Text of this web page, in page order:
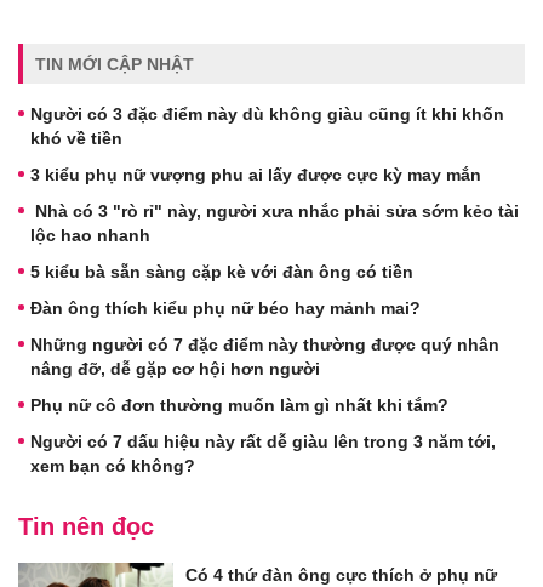
TIN MỚI CẬP NHẬT
Người có 3 đặc điểm này dù không giàu cũng ít khi khốn
khó về tiền
3 kiểu phụ nữ vượng phu ai lấy được cực kỳ may mắn
Nhà có 3 "rò rỉ" này, người xưa nhắc phải sửa sớm kẻo tài
lộc hao nhanh
5 kiểu bà sẵn sàng cặp kè với đàn ông có tiền
Đàn ông thích kiểu phụ nữ béo hay mảnh mai?
Những người có 7 đặc điểm này thường được quý nhân
nâng đỡ, dễ gặp cơ hội hơn người
Phụ nữ cô đơn thường muốn làm gì nhất khi tắm?
Người có 7 dấu hiệu này rất dễ giàu lên trong 3 năm tới,
xem bạn có không?
Tin nên đọc
Có 4 thứ đàn ông cực thích ở phụ nữ